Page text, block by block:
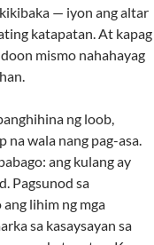
— iyon ang altar
katapatan. At kapag
mismo nahahayag
ng loob,
na wala nang pag-asa.
ang kulang ay
Pagsunod sa
lihim ng mga
sa kasaysayan sa